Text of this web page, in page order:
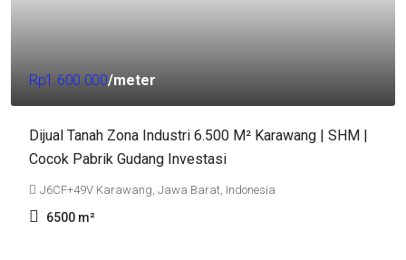
Rp1.600.000/meter
Dijual Tanah Zona Industri 6.500 M² Karawang | SHM |
Cocok Pabrik Gudang Investasi
J6CF+49V Karawang, Jawa Barat, Indonesia
6500 m²